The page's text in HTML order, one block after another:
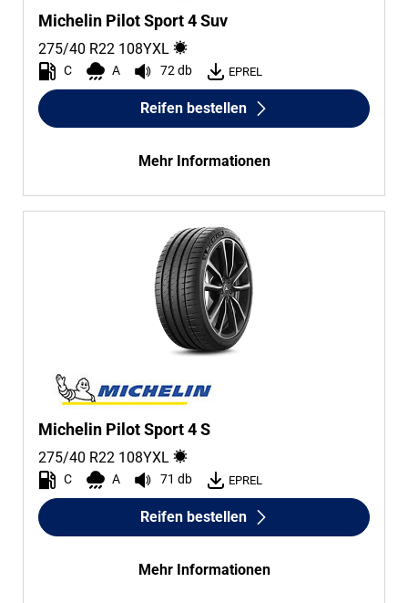
Transporter (0)
Wohnmobil (0)
Michelin Pilot Sport 4 Suv
275/40 R22 108YXL
C A 72 db EPREL
Reifen bestellen
Mehr Informationen
Michelin Pilot Sport 4 S
275/40 R22 108YXL
C A 71 db EPREL
Reifen bestellen
Mehr Informationen